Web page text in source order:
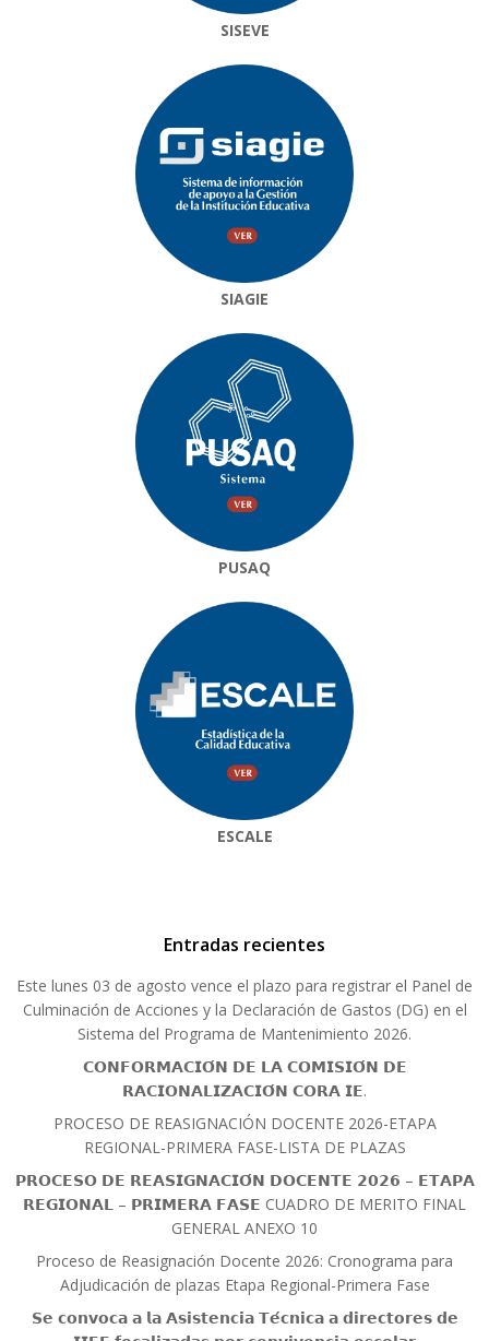
SISEVE
SIAGIE
PUSAQ
ESCALE
Entradas recientes
Este lunes 03 de agosto vence el plazo para registrar el Panel de
Culminación de Acciones y la Declaración de Gastos (DG) en el
Sistema del Programa de Mantenimiento 2026.
𝗖𝗢𝗡𝗙𝗢𝗥𝗠𝗔𝗖𝗜𝗢́𝗡 𝗗𝗘 𝗟𝗔 𝗖𝗢𝗠𝗜𝗦𝗜𝗢́𝗡 𝗗𝗘
𝗥𝗔𝗖𝗜𝗢𝗡𝗔𝗟𝗜𝗭𝗔𝗖𝗜𝗢́𝗡 𝗖𝗢𝗥𝗔 𝗜𝗘.
PROCESO DE REASIGNACIÓN DOCENTE 2026-ETAPA
REGIONAL-PRIMERA FASE-LISTA DE PLAZAS
𝗣𝗥𝗢𝗖𝗘𝗦𝗢 𝗗𝗘 𝗥𝗘𝗔𝗦𝗜𝗚𝗡𝗔𝗖𝗜𝗢́𝗡 𝗗𝗢𝗖𝗘𝗡𝗧𝗘 𝟮𝟬𝟮𝟲 – 𝗘𝗧𝗔𝗣𝗔
𝗥𝗘𝗚𝗜𝗢𝗡𝗔𝗟 – 𝗣𝗥𝗜𝗠𝗘𝗥𝗔 𝗙𝗔𝗦𝗘 CUADRO DE MERITO FINAL
GENERAL ANEXO 10
Proceso de Reasignación Docente 2026: Cronograma para
Adjudicación de plazas Etapa Regional-Primera Fase
𝗦𝗲 𝗰𝗼𝗻𝘃𝗼𝗰𝗮 𝗮 𝗹𝗮 𝗔𝘀𝗶𝘀𝘁𝗲𝗻𝗰𝗶𝗮 𝗧𝗲́𝗰𝗻𝗶𝗰𝗮 𝗮 𝗱𝗶𝗿𝗲𝗰𝘁𝗼𝗿𝗲𝘀 𝗱𝗲